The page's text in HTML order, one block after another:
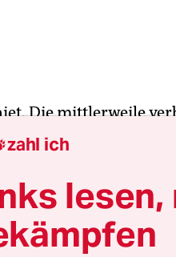
Die mittlerweile
finden lässt, passte
of All Times“ nannte.
bessere Welt
nieder, und sie
zahl ich